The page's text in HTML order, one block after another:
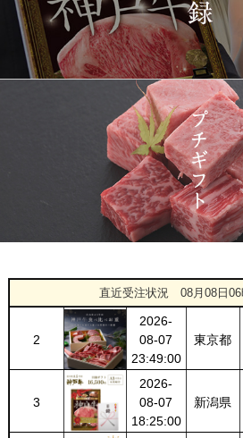
直近受注状況08月08日
1425
2026-
03-14
22:21:00
大分県
2026-
03-14
20:55:00
大阪府
2026-
03-14
20:48:00
神奈川
県
2026-
03-14
18:00:00
福岡県
1
08-08
02:17:00
愛知県
2
2026-
08-07
23:49:00
東京都
3
2026-
08-07
18:25:00
新潟県